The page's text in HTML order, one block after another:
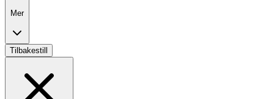
Mer
Tilbakestill